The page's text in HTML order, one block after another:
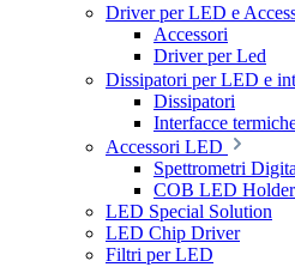
Driver per LED e
Accessori
Driver per Led
Dissipatori per LED e
Dissipatori
Interfacce
Accessori LED
Spettrometri
COB LED
LED Special Solution
LED Chip Driver
Filtri per LED